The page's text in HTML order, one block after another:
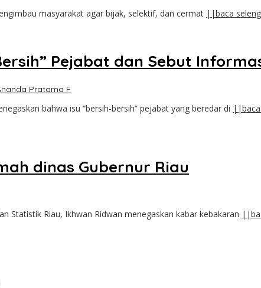
masyarakat agar bijak, selektif, dan cermat ||baca
Pejabat dan Sebut
Pratama F
bahwa isu “bersih-bersih” pejabat yang beredar di ||baca
dinas Gubernur Riau
Statistik Riau, Ikhwan Ridwan menegaskan kabar kebakaran